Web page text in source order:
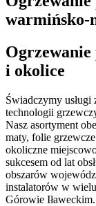
warmińsko-
Ogrzewanie
i okolice
Świadczymy usługi
technologii
Nasz asortyment
maty, folie
okoliczne
sukcesem od lat
obszarów
instalatorów w
Górowie Iławeckim.